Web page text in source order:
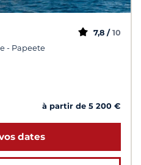
- Papeete
7,8 / 10
à partir de 5 200 €
dates